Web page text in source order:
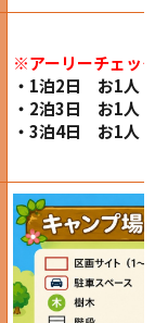
※アーリーチェッ
・1泊2日 お1人
・2泊3日 お1人
・3泊4日 お1人